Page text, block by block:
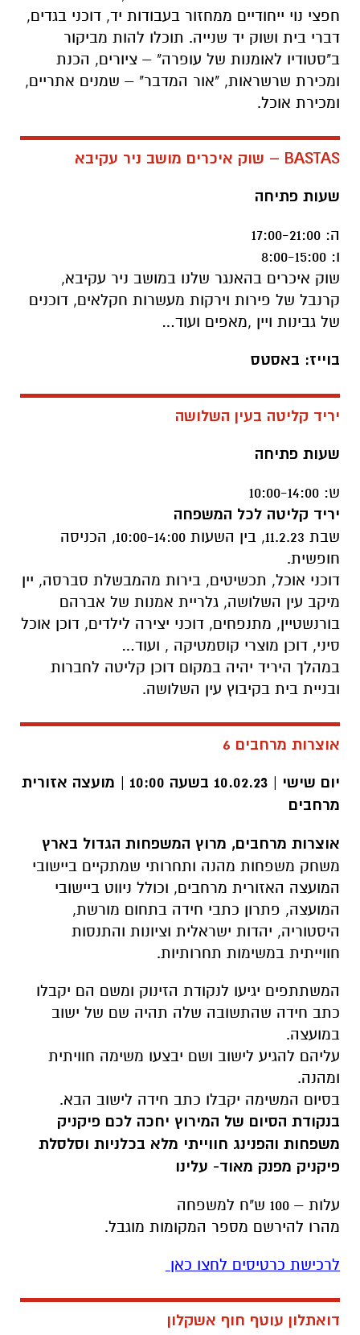
חפצי נוי ייחודיים ממחזור בעבודות יד, דוכני בגדים,
דברי בית ושוק יד שנייה. תוכלו להות מביקור
ב"סטודיו לאומנות של עופרה" – ציורים, הכנת
ומכירת שרשראות, "אור המדבר" – שמנים אתריים,
ומכירת אוכל.
BASTAS – שוק איכרים מושב ניר עקיבא
שעות פתיחה
ה: 17:00-21:00
ו: 8:00-15:00
שוק איכרים בהאנגר שלנו במושב ניר עקיבא,
קרנבל של פירות וירקות מעשרות חקלאים, דוכנים
של גבינות ויין ,מאפים ועוד…
בוייז: באסטס
יריד קליטה בעין השלושה
שעות פתיחה
ש: 10:00-14:00
יריד קליטה לכל המשפחה
שבת 11.2.23, בין השעות 10:00-14:00, הכניסה
חופשית.
דוכני אוכל, תכשיטים, בירות מהמבשלת סברסה, יין
מיקב עין השלושה, גלריית אמנות של אברהם
בורנשטיין, מתנפחים, דוכני יצירה לילדים, דוכן אוכל
סיני, דוכן מוצרי קוסמטיקה , ועוד…
במהלך היריד יהיה במקום דוכן קליטה לחברות
ובניית בית בקיבוץ עין השלושה.
אוצרות מרחבים 6
יום שישי | 10.02.23 בשעה 10:00 | מועצה אזורית
מרחבים
אוצרות מרחבים, מרוץ המשפחות הגדול בארץ
משחק משפחות מהנה ותחרותי שמתקיים ביישובי
המועצה האזורית מרחבים, וכולל ניווט ביישובי
המועצה, פתרון כתבי חידה בתחום מורשת,
היסטוריה, יהדות ישראלית וציונות והתנסות
חווייתית במשימות תחרותיות.
המשתתפים יגיעו לנקודת הזינוק ומשם הם יקבלו
כתב חידה שהתשובה שלה תהיה שם של ישוב
במועצה.
עליהם להגיע לישוב ושם יבצעו משימה חוויתית
ומהנה.
בסיום המשימה יקבלו כתב חידה לישוב הבא.
בנקודת הסיום של המירוץ יחכה לכם פיקניק
משפחות והפנינג חווייתי מלא בכלניות וסלסלת
פיקניק מפנק מאוד- עלינו
עלות – 100 ש"ח למשפחה
מהרו להירשם מספר המקומות מוגבל.
לרכישת כרטיסים לחצו כאן
דואתלון עוטף חוף אשקלון